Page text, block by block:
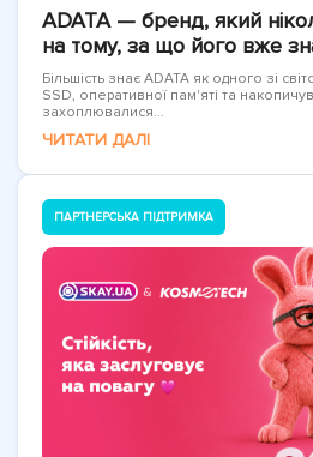
ADATA — бренд, який
на тому, за що його вже
Більшість знає ADATA як одного зі
SSD, оперативної пам'яті та
захоплювалися...
ЧИТАТИ ДАЛІ
ПАРТНЕРСЬКА ПІДТРИМКА